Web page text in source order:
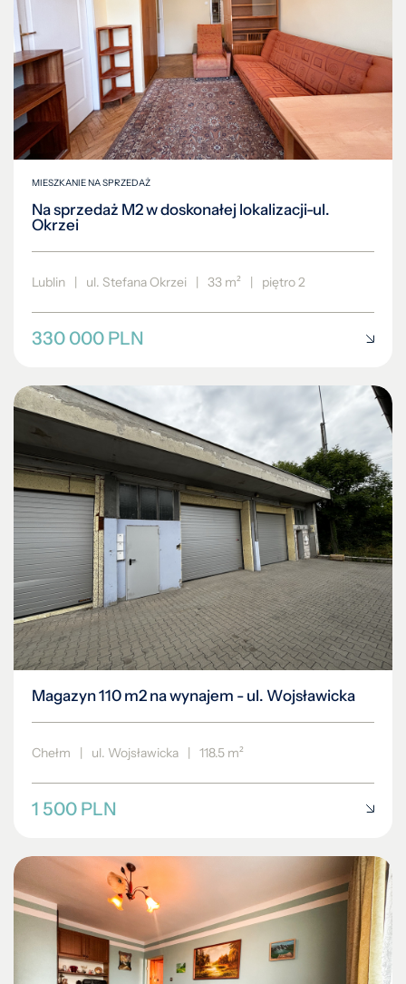
MIESZKANIE NA SPRZEDAŻ
Na sprzedaż M2 w doskonałej lokalizacji-ul.
Okrzei
Lublin | ul. Stefana Okrzei | 33 m² | piętro 2
330 000 PLN
Magazyn 110 m2 na wynajem - ul. Wojsławicka
Chełm | ul. Wojsławicka | 118.5 m²
1 500 PLN